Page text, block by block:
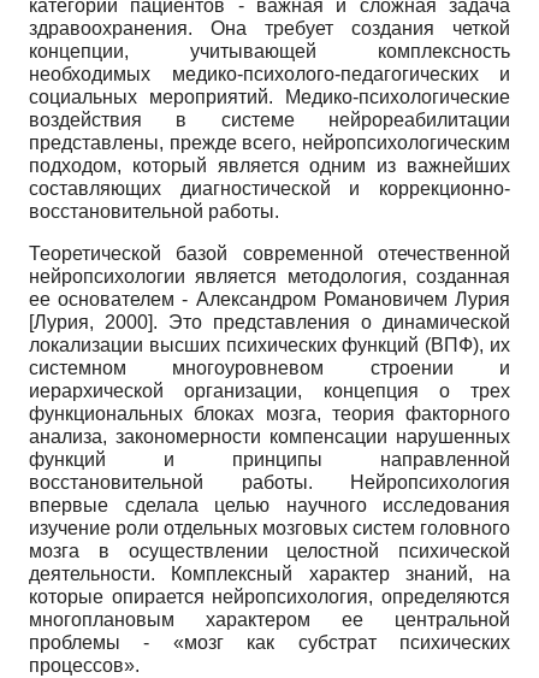
категории пациентов - важная и сложная задача
здравоохранения. Она требует создания четкой
концепции, учитывающей комплексность
необходимых медико-психолого-педагогических и
социальных мероприятий. Медико-психологические
воздействия в системе нейрореабилитации
представлены, прежде всего, нейропсихологическим
подходом, который является одним из важнейших
составляющих диагностической и коррекционно-
восстановительной работы.
Теоретической базой современной отечественной
нейропсихологии является методология, созданная
ее основателем - Александром Романовичем Лурия
[Лурия, 2000]. Это представления о динамической
локализации высших психических функций (ВПФ), их
системном многоуровневом строении и
иерархической организации, концепция о трех
функциональных блоках мозга, теория факторного
анализа, закономерности компенсации нарушенных
функций и принципы направленной
восстановительной работы. Нейропсихология
впервые сделала целью научного исследования
изучение роли отдельных мозговых систем головного
мозга в осуществлении целостной психической
деятельности. Комплексный характер знаний, на
которые опирается нейропсихология, определяются
многоплановым характером ее центральной
проблемы - «мозг как субстрат психических
процессов».